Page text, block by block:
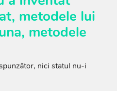
metodele lui
metodele
nici statul nu-i